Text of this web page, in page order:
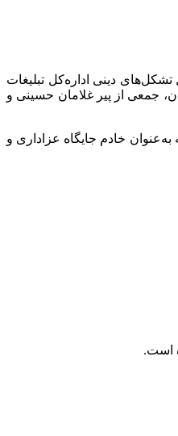
مسئول تشکل‌های دینی اداره‌کل تبلیغات
جمعی از پیر غلامان حسینی و
عمو سحری شهرت دارد، قریب به ۷۰ سال است که در هیئت‌های مختلف عزاداری و بیش از ۴۰ سال است که به‌عنوان خادم جایگاه عزاداری و
است.